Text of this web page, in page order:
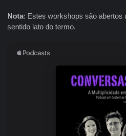
Nota: Estes workshops são abertos
sentido lato do termo.